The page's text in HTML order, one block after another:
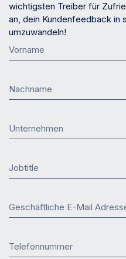
wichtigsten Treiber für
an, dein Kundenfeedback in
umzuwandeln!
Vorname
Nachname
Unternehmen
Jobtitle
Geschäftliche E-Mail
Telefonnummer